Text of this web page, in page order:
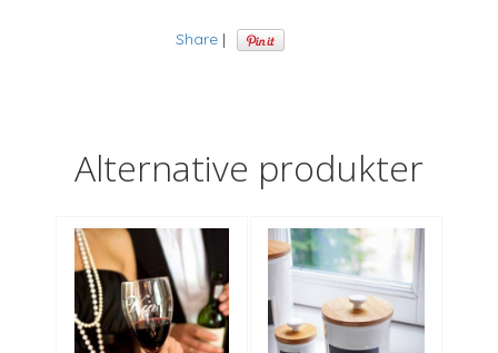
Share |
Alternative produkter